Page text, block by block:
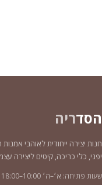
הסדריה
חנות יצירה ייחודית לאוהבי אמנות
יפני, כלי כריכה, קיטים ליצירה
שעות פתיחה: א׳–ה׳ 10:00–18:00